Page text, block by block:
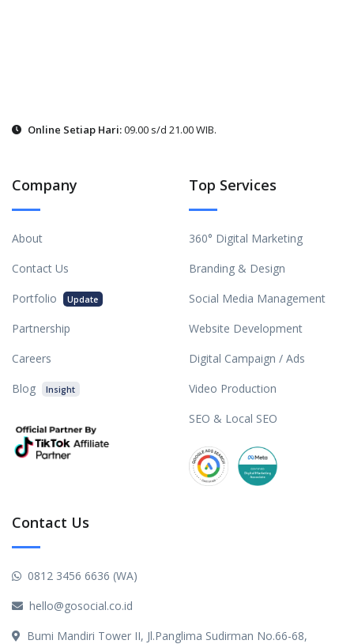
Online Setiap Hari:09.00 s/d 21.00 WIB.
Company
About
Contact Us
Portfolio
Update
Partnership
Careers
Blog
Insight
Top Services
360° Digital Marketing
Branding & Design
Social Media Management
Website Development
Digital Campaign / Ads
Video Production
SEO & Local SEO
Contact Us
0812 3456 6636 (WA)
hello@gosocial.co.id
Bumi Mandiri Tower II, Jl.Panglima Sudirman No.66-68,